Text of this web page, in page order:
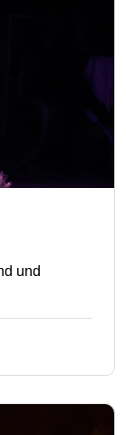
und